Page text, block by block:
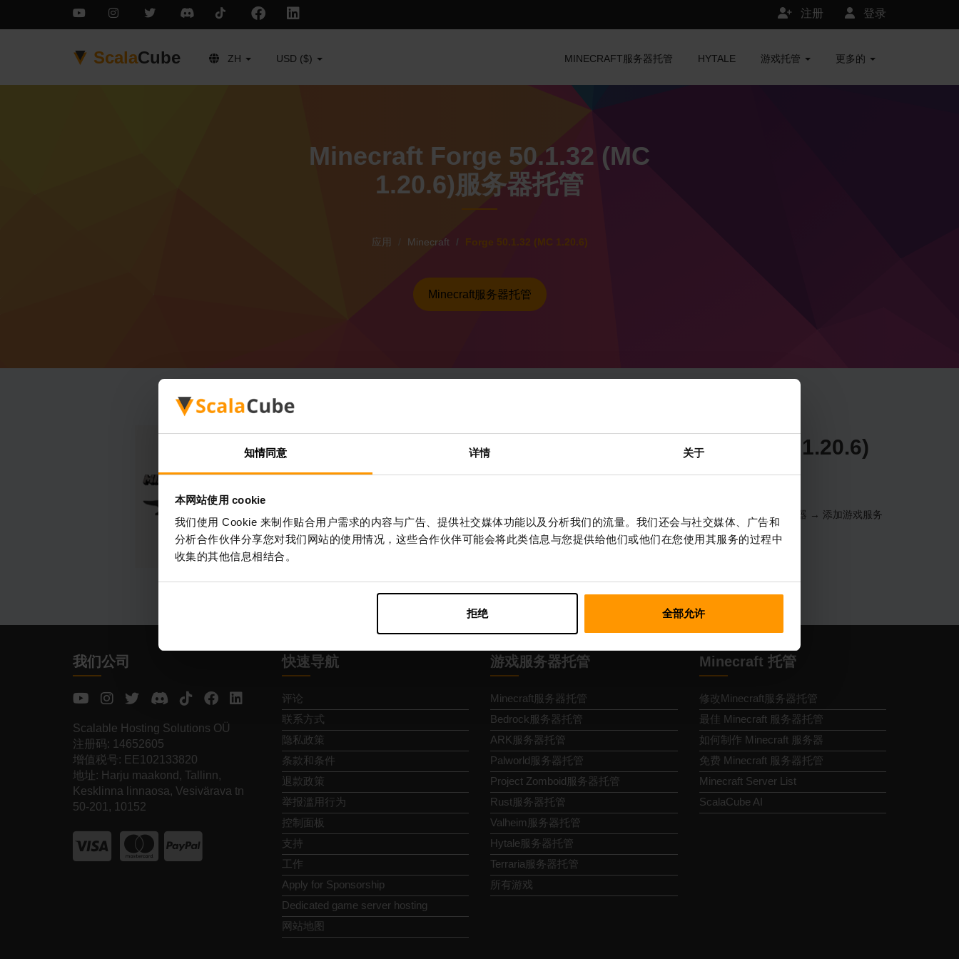
知情同意 详情 关于
本网站使用 cookie
我们使用 Cookie 来制作贴合用户需求的内容与广告、提供社交媒体功能以及分析我们的流量。我们还会与社交媒体、广告和
分析合作伙伴分享您对我们网站的使用情况，这些合作伙伴可能会将此类信息与您提供给他们或他们在您使用其服务的过程中
收集的其他信息相结合。
拒绝 全部允许
登录
注册
ScalaCube ZH USD ($) MINECRAFT服务器托管 HYTALE 游戏托管 更多的
Minecraft Forge 50.1.32 (MC
1.20.6)服务器托管
应用 Minecraft Forge 50.1.32 (MC 1.20.6)
Minecraft服务器托管
如何创建 Minecraft Forge 50.1.32 (MC 1.20.6)
服务器
通过
控制面板
安装%%游戏%%服务器 （服务器 → 选择您的服务器 → 游戏服务器 → 添加游戏服务
器 → Forge 50.1.32 (MC 1.20.6)）
享受在服务器上玩的乐趣!
我们公司
Scalable Hosting Solutions OÜ
注册码: 14652605
增值税号: EE102133820
地址: Harju maakond, Tallinn,
Kesklinna linnaosa, Vesivärava tn
50-201, 10152
快速导航
评论
联系方式
隐私政策
条款和条件
退款政策
举报滥用行为
控制面板
支持
工作
Apply for Sponsorship
Dedicated game server hosting
网站地图
游戏服务器托管
Minecraft服务器托管
Bedrock服务器托管
ARK服务器托管
Palworld服务器托管
Project Zomboid服务器托管
Rust服务器托管
Valheim服务器托管
Hytale服务器托管
Terraria服务器托管
所有游戏
Minecraft 托管
修改Minecraft服务器托管
最佳 Minecraft 服务器托管
如何制作 Minecraft 服务器
免费 Minecraft 服务器托管
Minecraft Server List
ScalaCube AI